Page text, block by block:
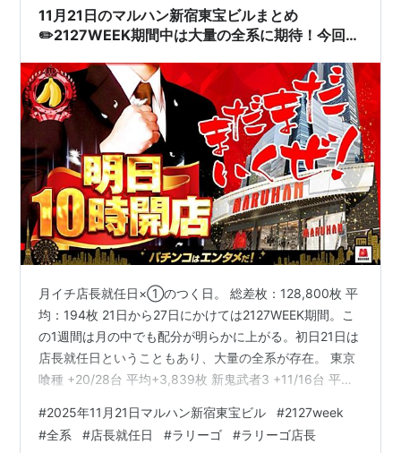
11月21日のマルハン新宿東宝ビルまとめ
✏️2127WEEK期間中は大量の全系に期待！今回は
月イチ店長就任日×①のつく日。 総差枚：128,800枚 平
均：194枚 21日から27日にかけては2127WEEK期間。こ
の1週間は月の中でも配分が明らかに上がる。初日21日は
店長就任日ということもあり、大量の全系が存在。 東京
喰種 +20/28台 平均+3,839枚 新鬼武者3 +11/16台 平均
+2,820枚 絆2天膳 +4/6台 平均+433枚 番長ZERO +2/2
台 平均+2,400枚 ゾンサガ +1/2台 平均+1,400枚 リゼロ
#2025年11月21日マルハン新宿東宝ビル #2127week
#全系 #店長就任日 #ラリーゴ #ラリーゴ店長